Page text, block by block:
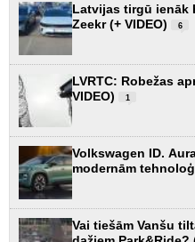
Latvijas tirgū ienāk
Zeekr (+ VIDEO)
6
LVRTC: Robežas
VIDEO)
1
Volkswagen ID.
modernām
Vai tiešām Vanšu